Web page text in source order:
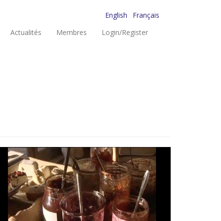
English
Français
Actualités
Membres Login/Register